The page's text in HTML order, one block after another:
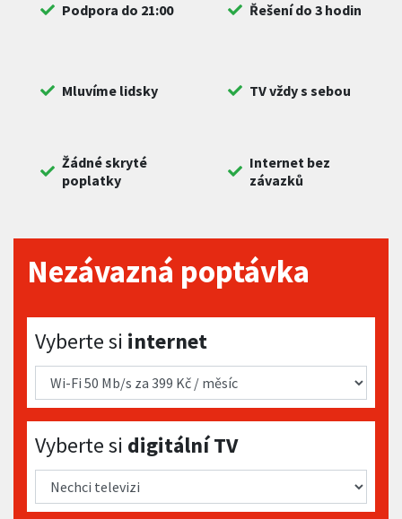
Podpora do 21:00 Řešení do 3 hodin
Mluvíme lidsky TV vždy s sebou
Žádné skryté
poplatky
Internet bez
závazků
Nezávazná poptávka
Vyberte si internet
Vyberte si internet
Vyberte si digitální TV
Vyberte si digitální TV